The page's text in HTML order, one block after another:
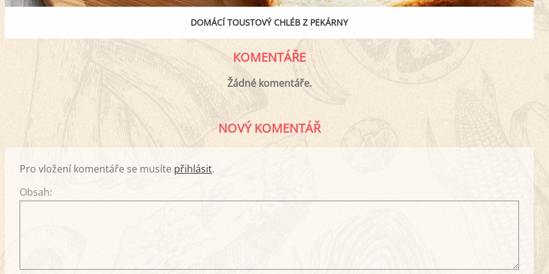
DOMÁCÍ TOUSTOVÝ CHLÉB Z PEKÁRNY
KOMENTÁŘE
Žádné komentáře.
NOVÝ KOMENTÁŘ
Pro vložení komentáře se musíte přihlásit.
Obsah: